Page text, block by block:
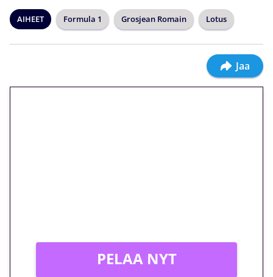
AIHEET Formula 1 Grosjean Romain Lotus
Jaa
PELAA NYT